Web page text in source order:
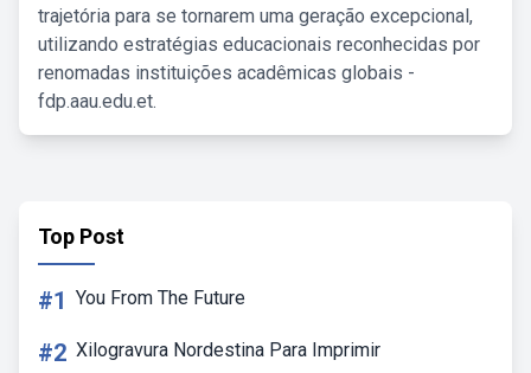
trajetória para se tornarem uma geração excepcional,
utilizando estratégias educacionais reconhecidas por
renomadas instituições acadêmicas globais -
fdp.aau.edu.et.
Top Post
#1 You From The Future
#2 Xilogravura Nordestina Para Imprimir